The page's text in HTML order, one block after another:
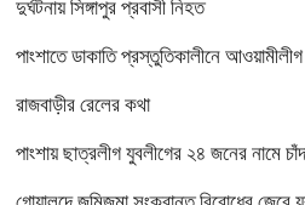
দুর্ঘটনায় সিঙ্গাপুর প্রবাসী নিহত
পাংশাতে ডাকাতি প্রস্তুতিকালীনে
রাজবাড়ীর রেলের কথা
পাংশায় ছাত্রলীগ যুবলীগের ২৪ জনের নামে